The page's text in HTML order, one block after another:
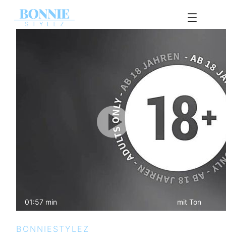
Inhalt
springen
01:57 min mit Ton
BONNIESTYLEZ